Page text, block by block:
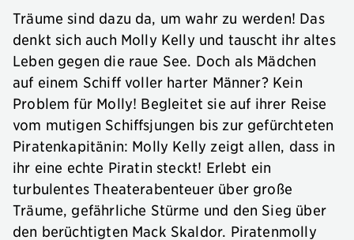
Träume sind dazu da, um wahr zu werden! Das
denkt sich auch Molly Kelly und tauscht ihr altes
Leben gegen die raue See. Doch als Mädchen
auf einem Schiff voller harter Männer? Kein
Problem für Molly! Begleitet sie auf ihrer Reise
vom mutigen Schiffsjungen bis zur gefürchteten
Piratenkapitänin: Molly Kelly zeigt allen, dass in
ihr eine echte Piratin steckt! Erlebt ein
turbulentes Theaterabenteuer über große
Träume, gefährliche Stürme und den Sieg über
den berüchtigten Mack Skaldor. Piratenmolly